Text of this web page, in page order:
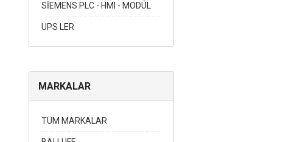
SİEMENS PLC - HMI - MODÜL
UPS LER
MARKALAR
TÜM MARKALAR